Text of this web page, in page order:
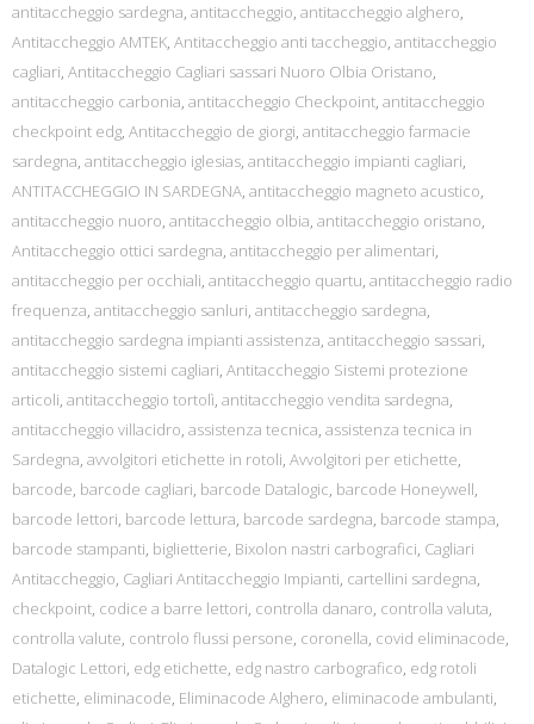
antitaccheggio sardegna, antitaccheggio, antitaccheggio alghero,
Antitaccheggio AMTEK, Antitaccheggio anti taccheggio, antitaccheggio
cagliari, Antitaccheggio Cagliari sassari Nuoro Olbia Oristano,
antitaccheggio carbonia, antitaccheggio Checkpoint, antitaccheggio
checkpoint edg, Antitaccheggio de giorgi, antitaccheggio farmacie
sardegna, antitaccheggio iglesias, antitaccheggio impianti cagliari,
ANTITACCHEGGIO IN SARDEGNA, antitaccheggio magneto acustico,
antitaccheggio nuoro, antitaccheggio olbia, antitaccheggio oristano,
Antitaccheggio ottici sardegna, antitaccheggio per alimentari,
antitaccheggio per occhiali, antitaccheggio quartu, antitaccheggio radio
frequenza, antitaccheggio sanluri, antitaccheggio sardegna,
antitaccheggio sardegna impianti assistenza, antitaccheggio sassari,
antitaccheggio sistemi cagliari, Antitaccheggio Sistemi protezione
articoli, antitaccheggio tortolì, antitaccheggio vendita sardegna,
antitaccheggio villacidro, assistenza tecnica, assistenza tecnica in
Sardegna, avvolgitori etichette in rotoli, Avvolgitori per etichette,
barcode, barcode cagliari, barcode Datalogic, barcode Honeywell,
barcode lettori, barcode lettura, barcode sardegna, barcode stampa,
barcode stampanti, biglietterie, Bixolon nastri carbografici, Cagliari
Antitaccheggio, Cagliari Antitaccheggio Impianti, cartellini sardegna,
checkpoint, codice a barre lettori, controlla danaro, controlla valuta,
controlla valute, controlo flussi persone, coronella, covid eliminacode,
Datalogic Lettori, edg etichette, edg nastro carbografico, edg rotoli
etichette, eliminacode, Eliminacode Alghero, eliminacode ambulanti,